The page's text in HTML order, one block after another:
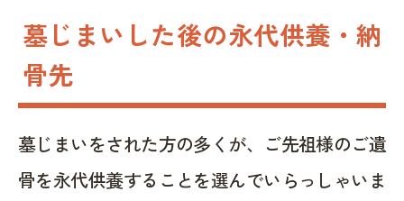
墓じまいした後の永代供養・納
骨先
墓じまいをされた方の多くが、ご先祖様のご遺
骨を永代供養することを選んでいらっしゃいま